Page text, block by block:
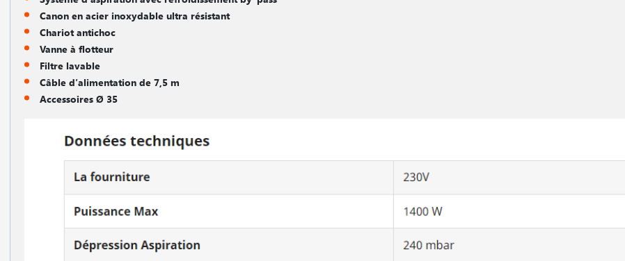
Canon en acier inoxydable ultra résistant
Chariot antichoc
Vanne à flotteur
Filtre lavable
Câble d′alimentation de 7,5 m
Accessoires Ø 35